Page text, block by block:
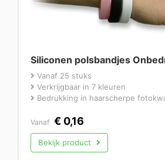
Siliconen polsbandjes
Vanaf 25 stuks
Verkrijgbaar in 7 kleuren
Bedrukking in haarscherpe
Vanaf € 0,16
Bekijk product